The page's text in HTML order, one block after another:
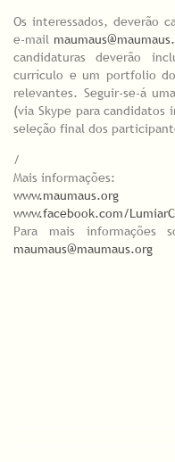
Os interessados, deverão
e-mail
candidaturas deverão
currículo e um portfolio
relevantes. Seguir-se-á
(via Skype para
seleção final dos
/
Mais informações:
www.maumaus.org
www.facebook.com/
Para mais informações
maumaus@maumaus.org